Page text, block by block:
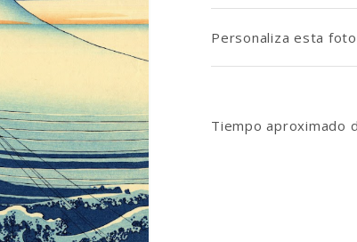
Personaliza esta
Tiempo aproximado